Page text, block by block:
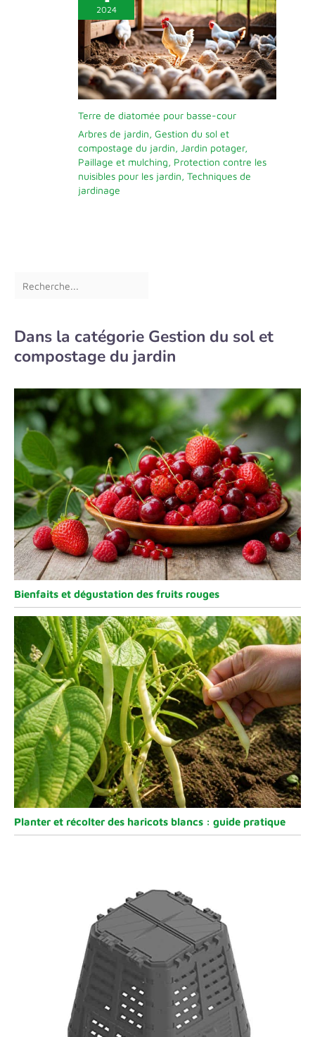
2024
Terre de diatomée pour basse-cour
Arbres de jardin, Gestion du sol et
compostage du jardin, Jardin potager,
Paillage et mulching, Protection contre les
nuisibles pour les jardin, Techniques de
jardinage
Dans la catégorie Gestion du sol et
compostage du jardin
Bienfaits et dégustation des fruits rouges
Planter et récolter des haricots blancs : guide pratique